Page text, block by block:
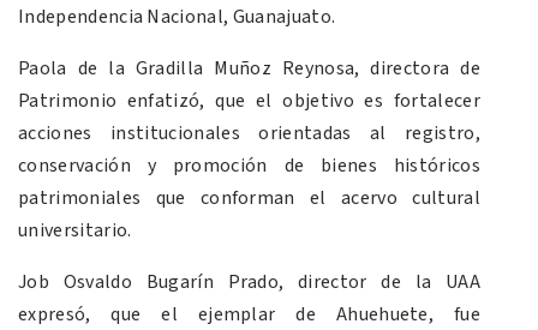
Independencia Nacional, Guanajuato.
Paola de la Gradilla Muñoz Reynosa, directora de
Patrimonio enfatizó, que el objetivo es fortalecer
acciones institucionales orientadas al registro,
conservación y promoción de bienes históricos
patrimoniales que conforman el acervo cultural
universitario.
Job Osvaldo Bugarín Prado, director de la UAA
expresó, que el ejemplar de Ahuehuete, fue